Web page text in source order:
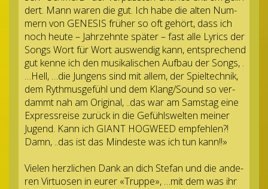
dert. Mann waren die gut. Ich habe die alten Num­
mern von GENE­SIS frü­her so oft gehört, dass ich
noch heute – Jahr­zehnte spä­ter – fast alle Lyrics der
Songs Wort für Wort aus­wen­dig kann, ent­spre­chend
gut kenne ich den musi­ka­li­schen Auf­bau der Songs, .
…Hell, …die Jun­gens sind mit allem, der Spiel­tech­nik,
dem Ryth­mus­ge­fühl und dem Klang/​Sound so ver­
dammt nah am Ori­gi­nal, ..das war am Sams­tag eine
Express­reise zurück in die Gefühls­wel­ten mei­ner
Jugend. Kann ich GIANT HOG­WEED emp­feh­len?!
Damn, ..das ist das Min­deste was ich tun kann!!»
Vie­len herz­li­chen Dank an dich Ste­fan und die ande­
ren Vir­tuo­sen in eurer «Truppe», …mit dem was ihr